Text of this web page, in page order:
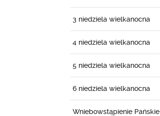
3 niedziela wielkanocna
4 niedziela wielkanocna
5 niedziela wielkanocna
6 niedziela wielkanocna
Wniebowstąpienie Pańskie